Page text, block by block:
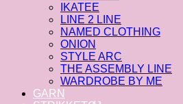
IKATEE
LINE 2 LINE
NAMED CLOTHING
ONION
STYLE ARC
THE ASSEMBLY LINE
WARDROBE BY ME
GARN